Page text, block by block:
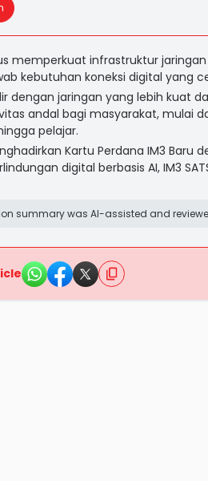
memperkuat infrastruktur
kebutuhan koneksi digital yang
dengan jaringan yang lebih kuat
andal bagi masyarakat, mulai
pelajar.
Kartu Perdana IM3 Baru
digital berbasis AI, IM3
summary was AI-assisted and